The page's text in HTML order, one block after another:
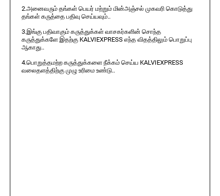
2.அனைவரும் தங்கள் பெயர் மற்றும் மின்அஞ்சல் முகவரி கொடுத்து
தங்கள் கருத்தை பதிவு செய்யவும்..
3.இங்கு பதிவாகும் கருத்துக்கள் வாசகர்களின் சொந்த
கருத்துக்களே இதற்கு KALVIEXPRESS எந்த விதத்திலும் பொறுப்பு
ஆகாது..
4.பொறுத்தமற்ற கருத்துக்களை நீக்கம் செய்ய KALVIEXPRESS
வலைதளத்திற்கு முழு உரிமை உண்டு..